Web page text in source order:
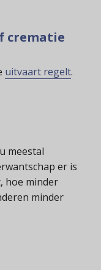
crematie
uitvaart regelt.
meestal
er is
hoe minder
minder